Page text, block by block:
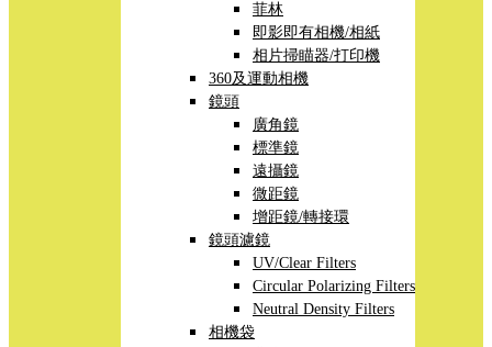
菲林
即影即有相機/相紙
相片掃瞄器/打印機
360及運動相機
鏡頭
廣角鏡
標準鏡
遠攝鏡
微距鏡
增距鏡/轉接環
鏡頭濾鏡
UV/Clear Filters
Circular Polarizing Filters
Neutral Density Filters
相機袋